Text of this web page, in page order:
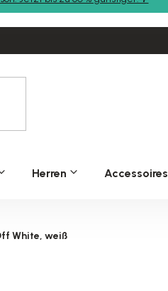
Herren Accessoires
White, weiß